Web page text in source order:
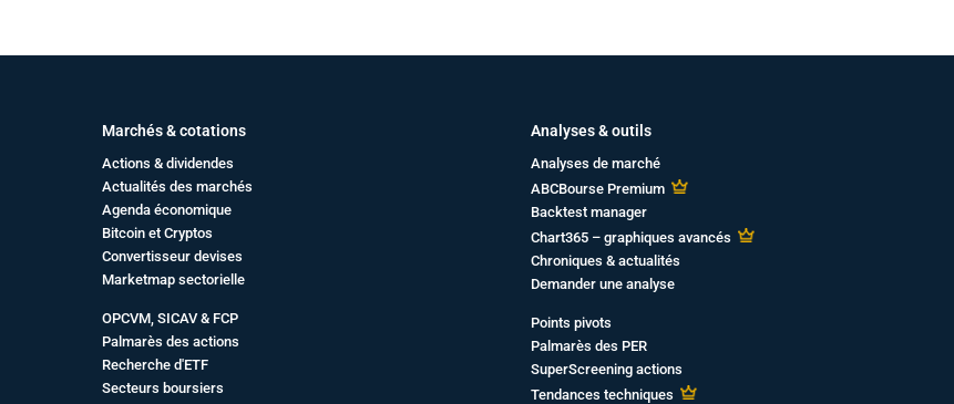
Marchés & cotations
Actions & dividendes
Actualités des marchés
Agenda économique
Bitcoin et Cryptos
Convertisseur devises
Marketmap sectorielle
OPCVM, SICAV & FCP
Palmarès des actions
Recherche d'ETF
Secteurs boursiers
Analyses & outils
Analyses de marché
ABCBourse Premium
Backtest manager
Chart365 – graphiques avancés
Chroniques & actualités
Demander une analyse
Points pivots
Palmarès des PER
SuperScreening actions
Tendances techniques